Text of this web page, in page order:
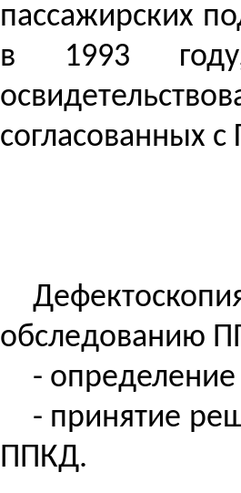
пассажирских
в 1993 году,
согласованных
обследованию
- определение
- принятие
ППКД.